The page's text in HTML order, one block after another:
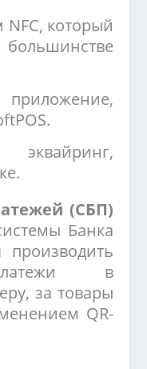
который
большинстве
(СБП)
Банка
в
за товары
QR-